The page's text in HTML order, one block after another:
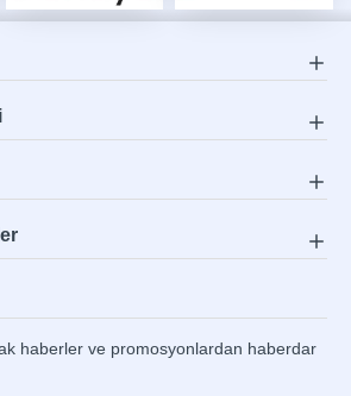
haberler ve promosyonlardan haberdar